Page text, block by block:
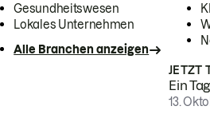
Gesundheitswesen
Lokales Unternehmen
Alle Branchen anzeigen
JETZT
Ein
13.